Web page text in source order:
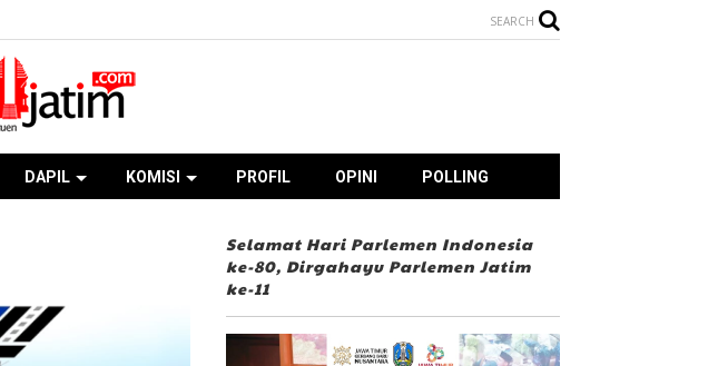
SEARCH
DAPIL KOMISI PROFIL OPINI POLLING
Selamat Hari Parlemen Indonesia
ke-80, Dirgahayu Parlemen Jatim
ke-11